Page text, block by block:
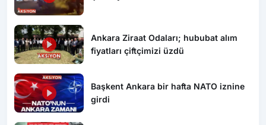
Ankara Ziraat Odaları; hububat alım
fiyatları çiftçimizi üzdü
Başkent Ankara bir hafta NATO iznine
girdi